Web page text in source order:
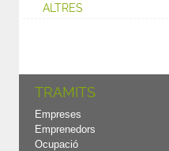
ALTRES
TRAMITS
Empreses
Emprenedors
Ocupació